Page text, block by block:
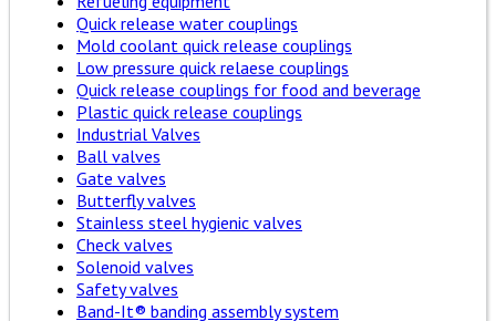
Quick release water couplings
Mold coolant quick release couplings
Low pressure quick relaese couplings
Quick release couplings for food and beverage
Plastic quick release couplings
Industrial Valves
Ball valves
Gate valves
Butterfly valves
Stainless steel hygienic valves
Check valves
Solenoid valves
Safety valves
Band-It® banding assembly system